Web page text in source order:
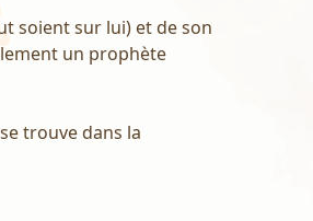
soient sur lui) et de son
un prophète
trouve dans la